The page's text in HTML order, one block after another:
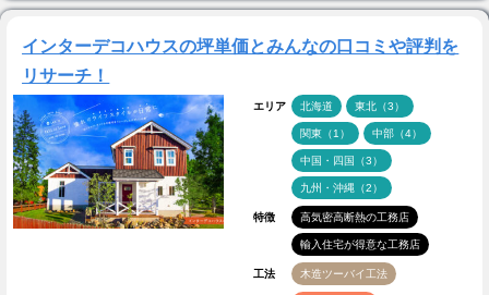
インターデコハウスの坪単価とみんなの口コミや評判を
リサーチ！
エリア 北海道 東北（3）
関東（1） 中部（4）
中国・四国（3）
九州・沖縄（2）
特徴 高気密高断熱の工務店
輸入住宅が得意な工務店
工法 木造ツーバイ工法